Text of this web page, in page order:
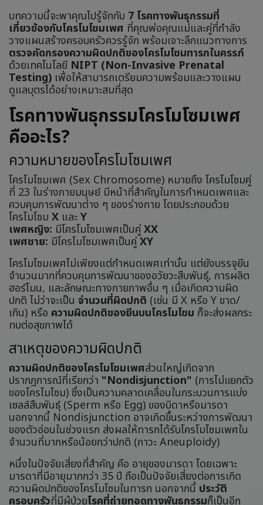
บทความนี้จะพาคุณไปรู้จักกับ 7 โรคทางพันธุกรรมที่
เกี่ยวข้องกับโครโมโซมเพศ ที่คุณพ่อคุณแม่และคู่ที่กำลัง
วางแผนสร้างครอบครัวควรรู้จัก พร้อมเจาะลึกแนวทางการ
ตรวจคัดกรองความผิดปกติของโครโมโซมทารกในครรภ์
ด้วยเทคโนโลยี NIPT (Non-Invasive Prenatal
Testing) เพื่อให้สามารถเตรียมความพร้อมและวางแผน
ดูแลบุตรได้อย่างเหมาะสมที่สุด
โรคทางพันธุกรรมโครโมโซมเพศ
คืออะไร?
ความหมายของโครโมโซมเพศ
โครโมโซมเพศ (Sex Chromosome) หมายถึง โครโมโซมคู่
ที่ 23 ในร่างกายมนุษย์ มีหน้าที่สำคัญในการกำหนดเพศและ
ควบคุมการพัฒนาต่าง ๆ ของร่างกาย โดยประกอบด้วย
โครโมโซม X และY
เพศหญิง: มีโครโมโซมเพศเป็นคู่XX
เพศชาย: มีโครโมโซมเพศเป็นคู่XY
โครโมโซมเพศไม่เพียงแต่กำหนดเพศเท่านั้น แต่ยังบรรจุยีน
จำนวนมากที่ควบคุมการพัฒนาของอวัยวะสืบพันธุ์, การผลิต
ฮอร์โมน, และลักษณะทางกายภาพอื่น ๆ เมื่อเกิดความผิด
ปกติ ไม่ว่าจะเป็น จำนวนที่ผิดปกติ (เช่น มี X หรือ Y ขาด/
เกิน) หรือ ความผิดปกติของยีนบนโครโมโซม ก็จะส่งผลกระ
ทบต่อสุขภาพได้
สาเหตุของความผิดปกติ
ความผิดปกติของโครโมโซมเพศส่วนใหญ่เกิดจาก
ปรากฏการณ์ที่เรียกว่า "Nondisjunction" (การไม่แยกตัว
ของโครโมโซม) ซึ่งเป็นความคลาดเคลื่อนในกระบวนการแบ่ง
เซลล์สืบพันธุ์ (Sperm หรือ Egg) ของบิดาหรือมารดา
นอกจากนี้ Nondisjunction อาจเกิดขึ้นระหว่างการพัฒนา
ของตัวอ่อนในช่วงแรก ส่งผลให้ทารกได้รับโครโมโซมเพศใน
จำนวนที่มากหรือน้อยกว่าปกติ (ภาวะ Aneuploidy)
หนึ่งในปัจจัยเสี่ยงที่สำคัญ คือ อายุของมารดา โดยเฉพาะ
มารดาที่มีอายุมากกว่า 35 ปี ถือเป็นปัจจัยเสี่ยงต่อการเกิด
ความผิดปกติของโครโมโซมในทารก นอกจากนี้ ประวัติ
ครอบครัวที่มีผู้ป่วยโรคที่ถ่ายทอดทางพันธุกรรมก็เป็นอีก